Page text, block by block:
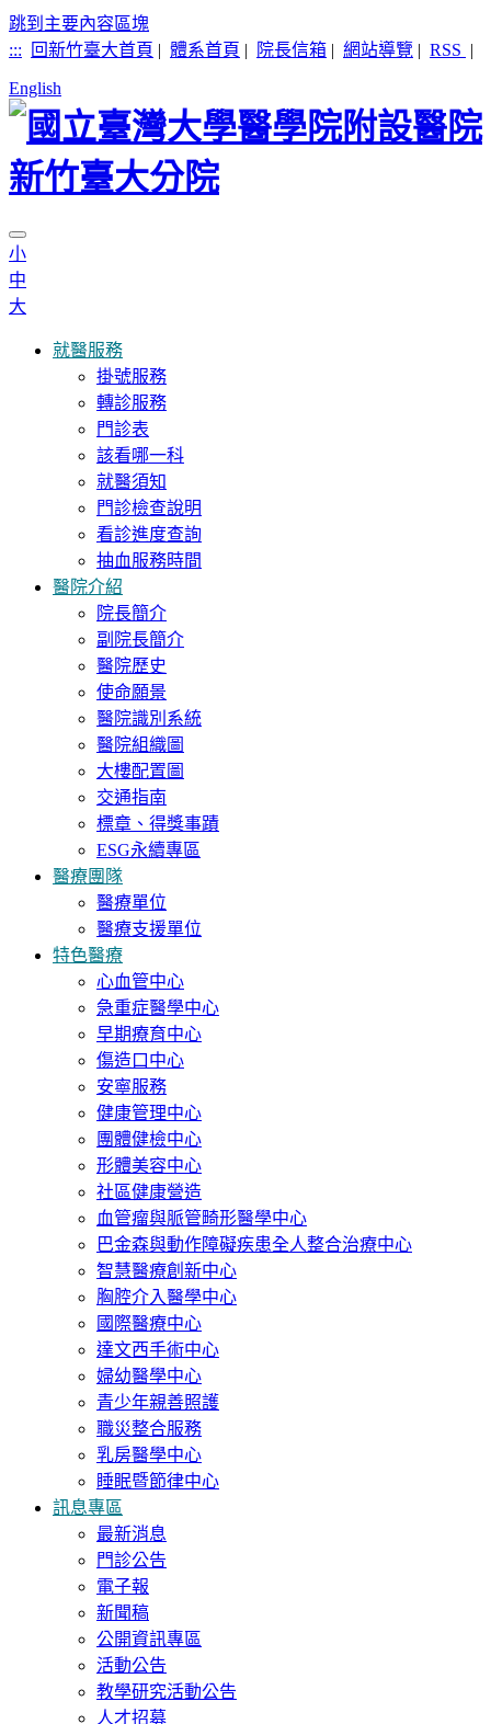
跳到主要內容區塊
:::
回新竹臺大首頁 | 體系首頁 | 院長信箱 | 網站導覽 | RSS |
English
小
中
大
就醫服務
掛號服務
轉診服務
門診表
該看哪一科
就醫須知
門診檢查說明
看診進度查詢
抽血服務時間
醫院介紹
院長簡介
副院長簡介
醫院歷史
使命願景
醫院識別系統
醫院組織圖
大樓配置圖
交通指南
標章、得獎事蹟
ESG永續專區
醫療團隊
醫療單位
醫療支援單位
特色醫療
心血管中心
急重症醫學中心
早期療育中心
傷造口中心
安寧服務
健康管理中心
團體健檢中心
形體美容中心
社區健康營造
血管瘤與脈管畸形醫學中心
巴金森與動作障礙疾患全人整合治療中心
智慧醫療創新中心
胸腔介入醫學中心
國際醫療中心
達文西手術中心
婦幼醫學中心
青少年親善照護
職災整合服務
乳房醫學中心
睡眠暨節律中心
訊息專區
最新消息
門診公告
電子報
新聞稿
公開資訊專區
活動公告
教學研究活動公告
人才招募